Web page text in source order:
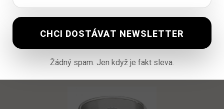
Skladem
1 112,80Kčvč. DPH
Přidat do košíku
Žádný spam. Jen když je fakt sleva.